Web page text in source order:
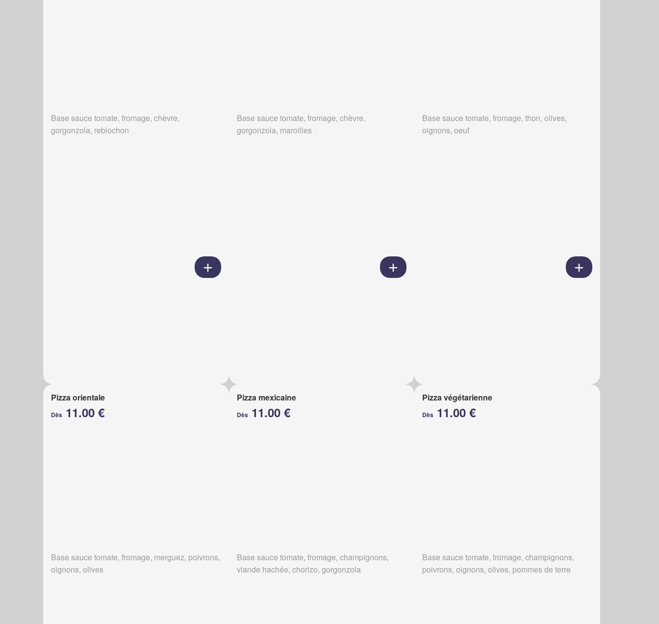
Base sauce tomate, fromage, chèvre,
gorgonzola, reblochon
Base sauce tomate, fromage, chèvre,
gorgonzola, maroilles
Base sauce tomate, fromage, thon, olives,
oignons, oeuf
Pizza orientale
Dès 11.00 €
Base sauce tomate, fromage, merguez, poivrons,
oignons, olives
Pizza mexicaine
Dès11.00 €
Base sauce tomate, fromage, champignons,
viande hachée, chorizo, gorgonzola
Pizza végétarienne
Dès 11.00 €
Base sauce tomate, fromage, champignons,
poivrons, oignons, olives, pommes de terre